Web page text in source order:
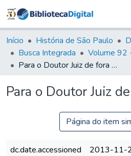
&
Tudo na
Biblioteca
Início História de São Paulo
Busca Integrada
Para o Doutor Juiz de fora de Santos
Para o Doutor Juiz
Página do item
dc.date.accessioned
2013-11-